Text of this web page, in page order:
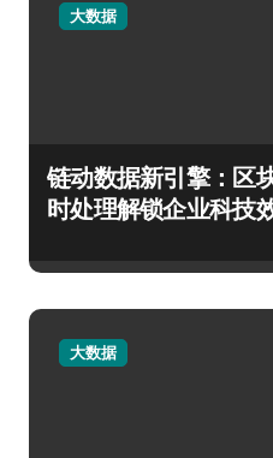
大数据
链动数据新引擎：区
时处理解锁企业科技
大数据